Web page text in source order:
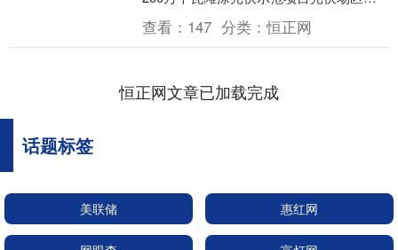
结构专业分包框架谈判采购中，公司以最
具有竞争力价....
查看： 147 分类：恒正网
恒正网文章已加载完成
话题标签
美联储 惠红网